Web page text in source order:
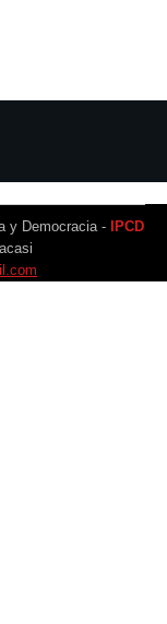
y Democracia - IPCD